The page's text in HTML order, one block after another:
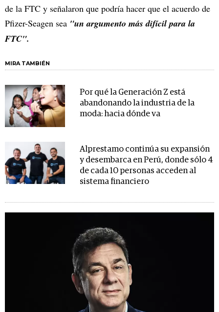
de la FTC y señalaron que podría hacer que el acuerdo de
Pfizer-Seagen sea "un argumento más difícil para la
FTC".
MIRA TAMBIÉN
Por qué la Generación Z está
abandonando la industria de la
moda: hacia dónde va
Alprestamo continúa su expansión
y desembarca en Perú, donde sólo 4
de cada 10 personas acceden al
sistema financiero